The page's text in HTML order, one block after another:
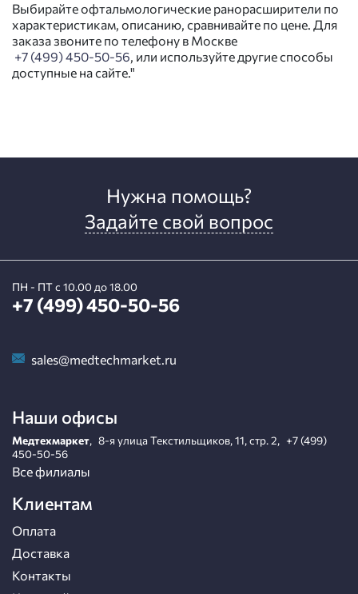
Выбирайте офтальмологические ранорасширители по
характеристикам, описанию, сравнивайте по цене. Для
заказа звоните по телефону в Москве
+7 (499) 450-50-56, или используйте другие способы
доступные на сайте."
Нужна помощь?
Задайте свой вопрос
ПН - ПТ с 10.00 до 18.00
+7 (499) 450-50-56
sales@medtechmarket.ru
Наши офисы
Медтехмаркет, 8-я улица Текстильщиков, 11, стр. 2, +7 (499)
450-50-56
Все филиалы
Клиентам
Оплата
Доставка
Контакты